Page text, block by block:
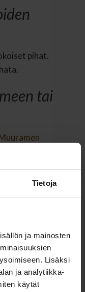
Tietoja
ja mainosten
Lisäksi
ja analytiikka-
käytät
pihat.
tai
oli tehty
kannattaa
on
piipahtaa
.